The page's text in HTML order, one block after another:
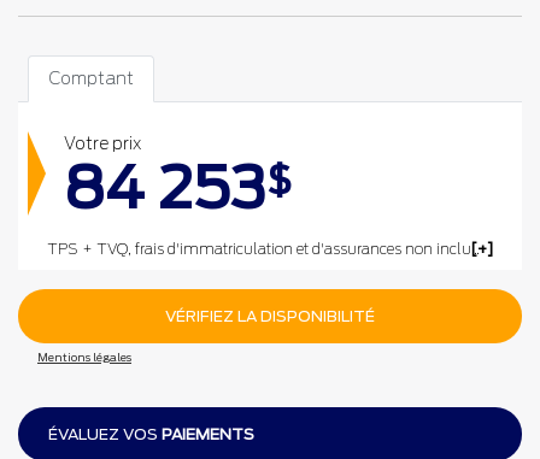
Comptant
Votre prix
84 253$
TPS + TVQ, frais d'immatriculation et d'assurances non inclus.
VÉRIFIEZ LA DISPONIBILITÉ
Mentions légales
ÉVALUEZ VOS PAIEMENTS